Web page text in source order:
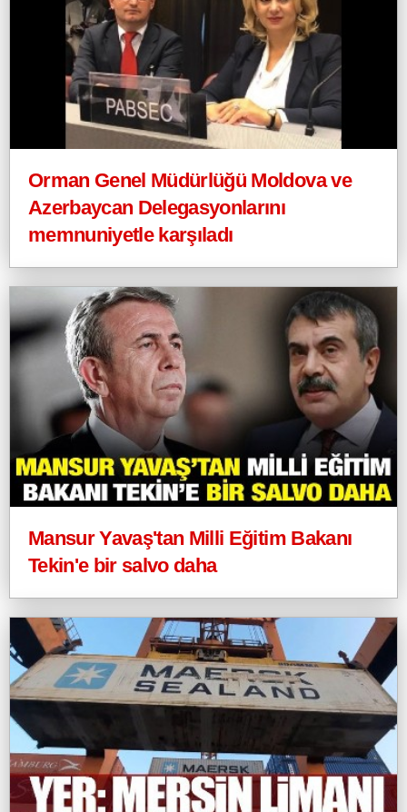
Orman Genel Müdürlüğü Moldova ve
Azerbaycan Delegasyonlarını
memnuniyetle karşıladı
Mansur Yavaş'tan Milli Eğitim Bakanı
Tekin'e bir salvo daha